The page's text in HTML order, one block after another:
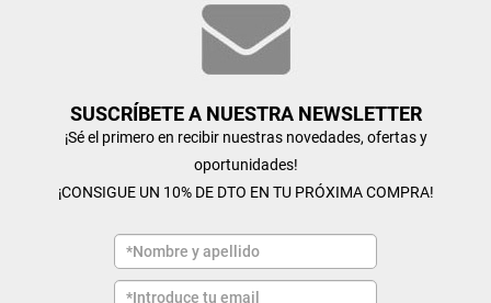
SUSCRÍBETE A NUESTRA NEWSLETTER
¡Sé el primero en recibir nuestras novedades, ofertas y
oportunidades!
¡CONSIGUE UN 10% DE DTO EN TU PRÓXIMA COMPRA!